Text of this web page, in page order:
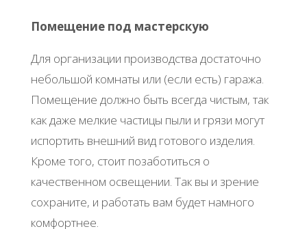
Помещение под мастерскую
Для организации производства достаточно
небольшой комнаты или (если есть) гаража.
Помещение должно быть всегда чистым, так
как даже мелкие частицы пыли и грязи могут
испортить внешний вид готового изделия.
Кроме того, стоит позаботиться о
качественном освещении. Так вы и зрение
сохраните, и работать вам будет намного
комфортнее.